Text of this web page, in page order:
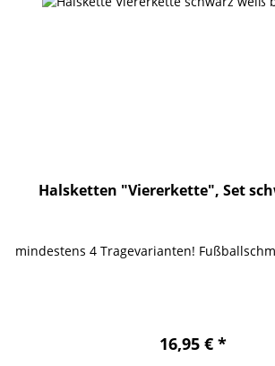
Halsketten "Viererkette", Set
mindestens 4 Tragevarianten!
16,95 € *